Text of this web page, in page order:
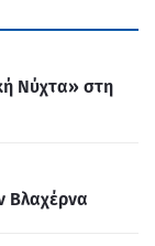
Νύχτα» στη
Βλαχέρνα